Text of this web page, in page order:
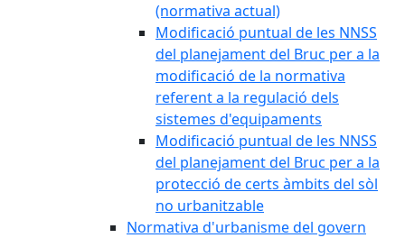
(normativa actual)
Modificació puntual de les NNSS
del planejament del Bruc per a la
modificació de la normativa
referent a la regulació dels
sistemes d'equipaments
Modificació puntual de les NNSS
del planejament del Bruc per a la
protecció de certs àmbits del sòl
no urbanitzable
Normativa d'urbanisme del govern